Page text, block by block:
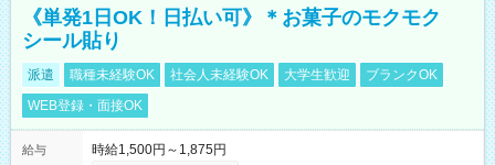
《単発1日OK！日払い可》＊お菓子のモクモク
シール貼り
派遣 職種未経験OK 社会人未経験OK 大学生歓迎
ブランクOK
WEB登録・面接OK
給与
時給1,500円～1,875円